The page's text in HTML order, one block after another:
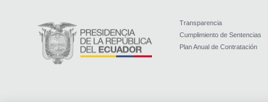
Transparencia
Cumplimiento de Sentencias
Plan Anual de Contratación